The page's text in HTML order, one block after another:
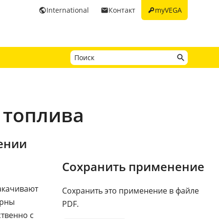
keymyVEGA
emailКонтакт
publicInternational
с
Сохранить применение
Сохранить это применение в файле
PDF.